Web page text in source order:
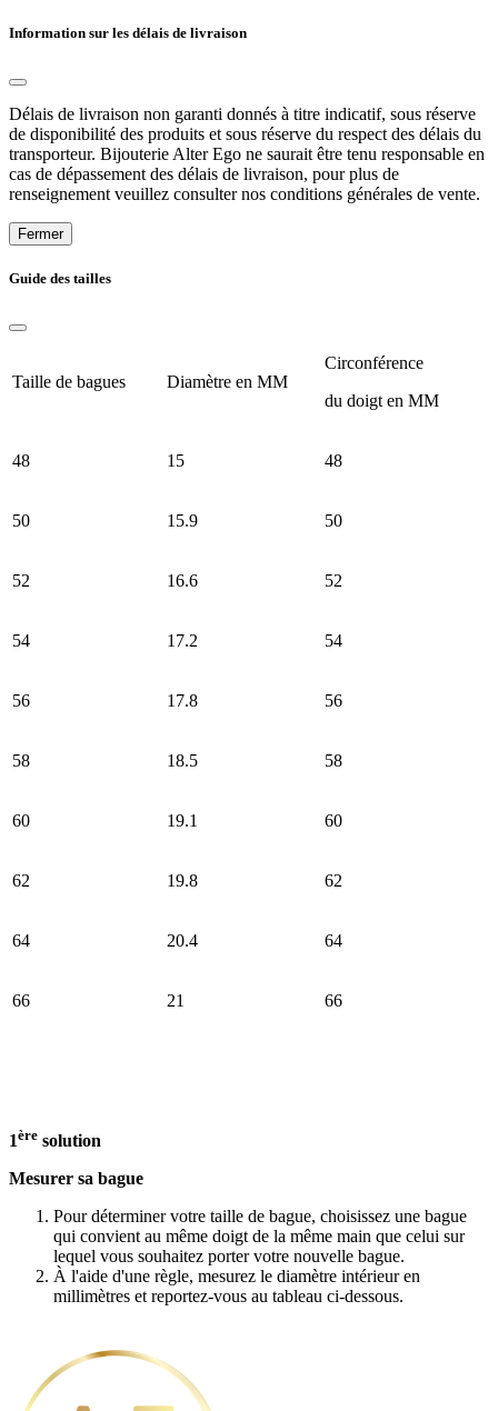
Information sur les délais de livraison
Délais de livraison non garanti donnés à titre indicatif, sous réserve
de disponibilité des produits et sous réserve du respect des délais du
transporteur. Bijouterie Alter Ego ne saurait être tenu responsable en
cas de dépassement des délais de livraison, pour plus de
renseignement veuillez consulter nos conditions générales de vente.
Fermer
Guide des tailles
Taille de bagues Diamètre en MM
Circonférence
du doigt en MM
48 15 48
50 15.9 50
52 16.6 52
54 17.2 54
56 17.8 56
58 18.5 58
60 19.1 60
62 19.8 62
64 20.4 64
66 21 66
1ère solution
Mesurer sa bague
Pour déterminer votre taille de bague, choisissez une bague
qui convient au même doigt de la même main que celui sur
lequel vous souhaitez porter votre nouvelle bague.
À l'aide d'une règle, mesurez le diamètre intérieur en
millimètres et reportez-vous au tableau ci-dessous.